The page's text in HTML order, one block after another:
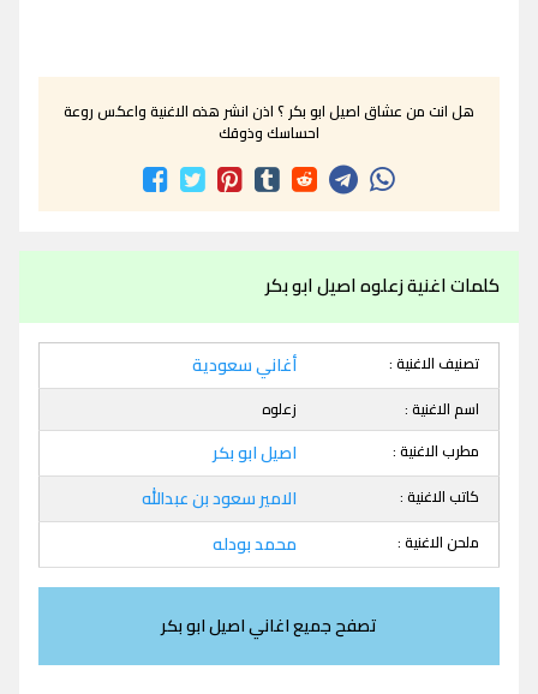
هل انت من عشاق اصيل ابو بكر ؟ اذن انشر هذه الاغنية واعكس روعة
احساسك وذوقك
كلمات اغنية زعلوه اصيل ابو بكر
تصنيف الاغنية : أغاني سعودية
اسم الاغنية :
زعلوه
مطرب الاغنية :
اصيل ابو بكر
كاتب الاغنية : الامير سعود بن عبدالله
ملحن الاغنية : محمد بودله
تصفح جميع اغاني اصيل ابو بكر